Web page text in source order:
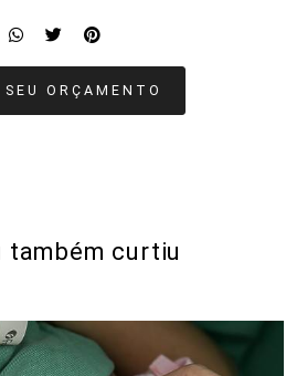
ORÇAMENTO
também curtiu